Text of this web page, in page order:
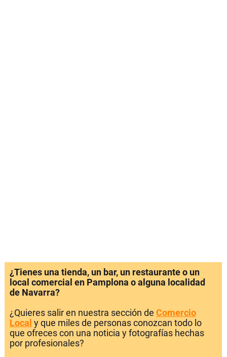
¿Tienes una tienda, un bar, un restaurante o un
local comercial en Pamplona o alguna localidad
de Navarra?
¿Quieres salir en nuestra sección de Comercio
Local y que miles de personas conozcan todo lo
que ofreces con una noticia y fotografías hechas
por profesionales?